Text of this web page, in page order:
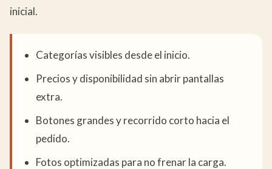
inicial.
Categorías visibles desde el inicio.
Precios y disponibilidad sin abrir pantallas
extra.
Botones grandes y recorrido corto hacia el
pedido.
Fotos optimizadas para no frenar la carga.